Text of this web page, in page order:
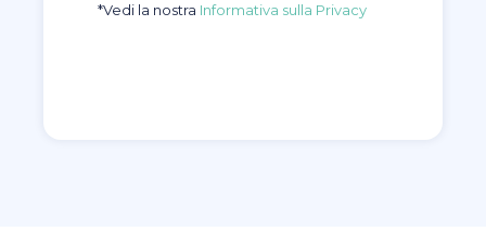
*Vedi la nostra Informativa sulla Privacy